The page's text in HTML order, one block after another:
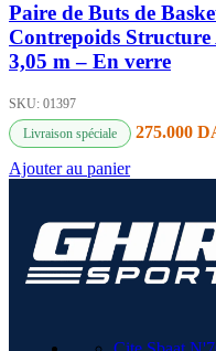
Paire de Buts de
Contrepoids
3,05 m – En verre
SKU: 01397
Livraison spéciale
275.000
Ajouter au panier